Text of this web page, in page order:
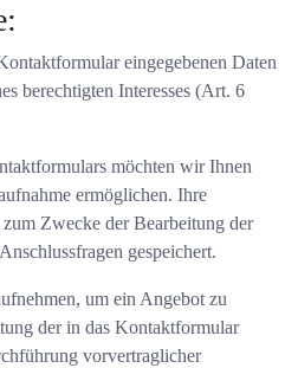
eingegebenen Daten
berechtigten Interesses (Art. 6
möchten wir Ihnen
ermöglichen. Ihre
Zwecke der Bearbeitung der
gespeichert.
um ein Angebot zu
der in das Kontaktformular
vorvertraglicher